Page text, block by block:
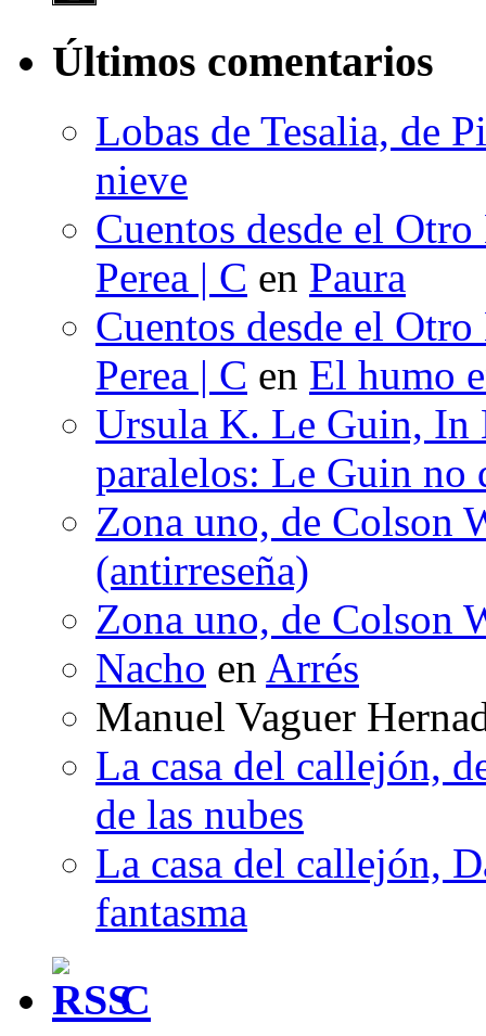
Últimos comentarios
Lobas de Tesalia, de
nieve
Cuentos desde el
Perea | C en Paura
Cuentos desde el
Perea | C en El humo
Ursula K. Le Guin, In
paralelos: Le Guin no
Zona uno, de Colson
(antirreseña)
Zona uno, de Colson
Nacho en Arrés
Manuel Vaguer
La casa del callejón,
de las nubes
La casa del callejón,
fantasma
C